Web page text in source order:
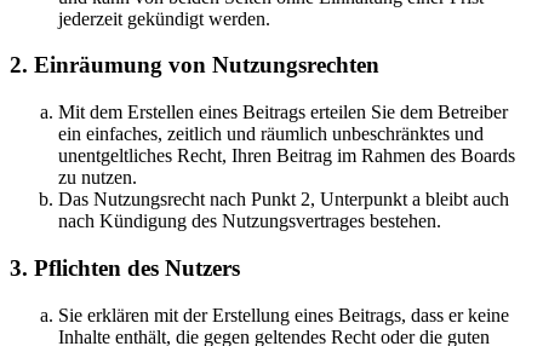
jederzeit gekündigt werden.
2. Einräumung von Nutzungsrechten
Mit dem Erstellen eines Beitrags erteilen Sie dem Betreiber
ein einfaches, zeitlich und räumlich unbeschränktes und
unentgeltliches Recht, Ihren Beitrag im Rahmen des Boards
zu nutzen.
Das Nutzungsrecht nach Punkt 2, Unterpunkt a bleibt auch
nach Kündigung des Nutzungsvertrages bestehen.
3. Pflichten des Nutzers
Sie erklären mit der Erstellung eines Beitrags, dass er keine
Inhalte enthält, die gegen geltendes Recht oder die guten